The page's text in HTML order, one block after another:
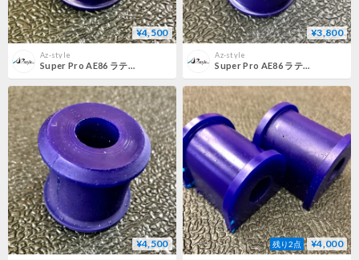
¥4,500
Az-style
Super Pro AE86 ラテラルロッドブッシュ（ホーシング側） 内径20mm
¥3,800
Az-style
Super Pro AE86 ラテラルロッドブッシュ（ホーシング側） 内径16mm
¥4,500 残り2点 ¥4,000